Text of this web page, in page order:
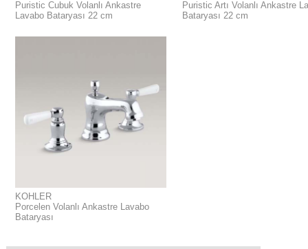
Puristic Cubuk Volanlı Ankastre
Lavabo Bataryası 22 cm
Puristic Artı Volanlı Ankastre
Bataryası 22 cm
KOHLER
Porcelen Volanlı Ankastre Lavabo
Bataryası